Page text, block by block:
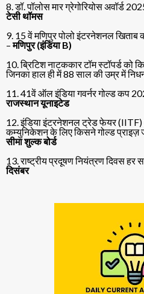
8. डॉ. पॉलोस मार ग्रेगोरियोस अवॉर्ड
टेसी थॉमस
9. 15 वें मणिपुर पोलो इंटरनेशनल खिताब
–मणिपुर (इंडिया B)
10. ब्रिटिश नाटककार टॉम स्टॉपर्ड को
जिनका हाल ही में 88 साल की उम्र में
11. 41वें ऑल इंडिया गवर्नर गोल्ड कप
राजस्थान यूनाइटेड
12. इंडिया इंटरनेशनल ट्रेड फेयर
कम्युनिकेशन के लिए किसने गोल्ड प्राइज़
सीमा शुल्क बोर्ड
13. राष्ट्रीय प्रदूषण नियंत्रण दिवस हर
दिसंबर